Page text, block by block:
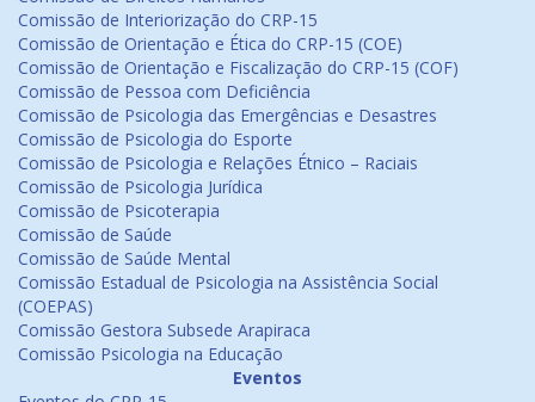
Comissão de Interiorização do CRP-15
Comissão de Orientação e Ética do CRP-15 (COE)
Comissão de Orientação e Fiscalização do CRP-15 (COF)
Comissão de Pessoa com Deficiência
Comissão de Psicologia das Emergências e Desastres
Comissão de Psicologia do Esporte
Comissão de Psicologia e Relações Étnico – Raciais
Comissão de Psicologia Jurídica
Comissão de Psicoterapia
Comissão de Saúde
Comissão de Saúde Mental
Comissão Estadual de Psicologia na Assistência Social
(COEPAS)
Comissão Gestora Subsede Arapiraca
Comissão Psicologia na Educação
Eventos